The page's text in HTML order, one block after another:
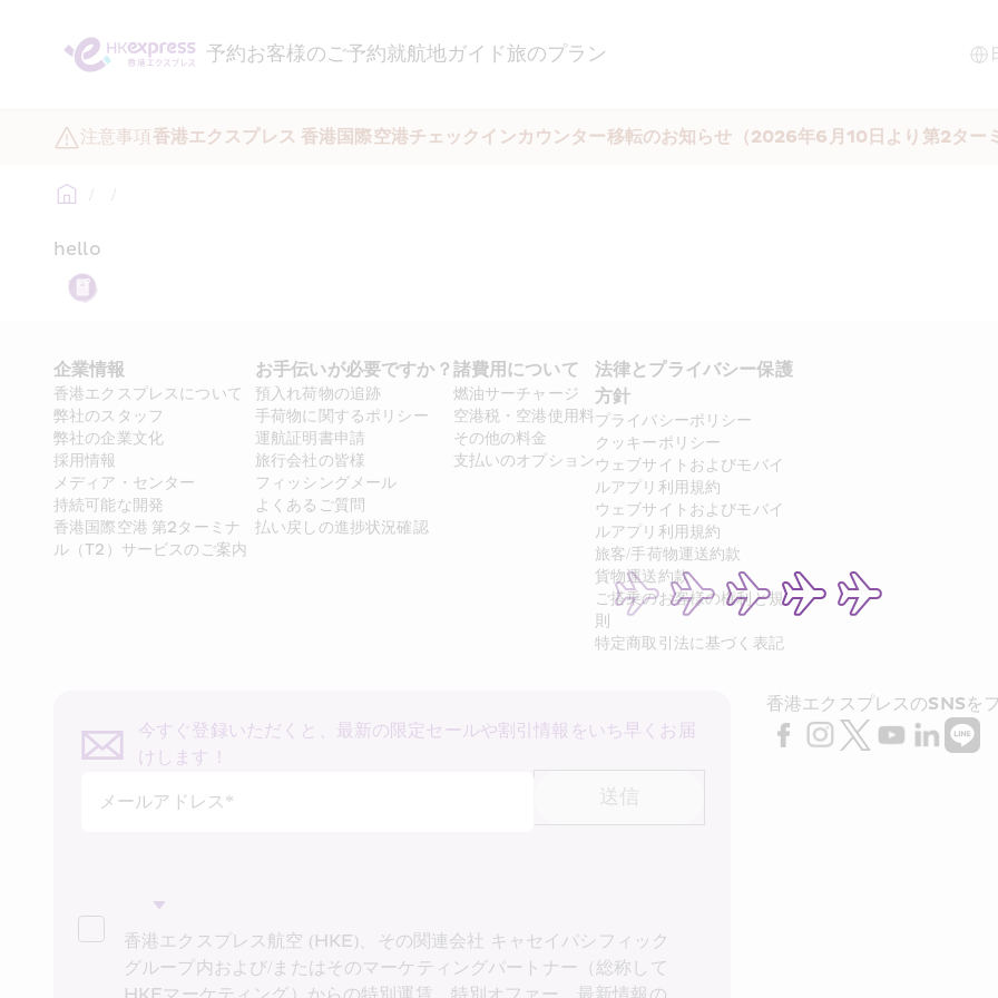
予約お客様のご予約就航地ガイド旅のプラン
注意事項香港エクスプレス 香港国際空港チェックインカウンター移転のお知らせ（2026年6月10日より第2ター
/ /
hello
企業情報
香港エクスプレスについて
弊社のスタッフ
弊社の企業文化
採用情報
メディア・センター
持続可能な開発
香港国際空港 第2ターミナ
ル（T2）サービスのご案内
お手伝いが必要ですか？
預入れ荷物の追跡
手荷物に関するポリシー
運航証明書申請
旅行会社の皆様
フィッシングメール
よくあるご質問
払い戻しの進捗状況確認
諸費用について
燃油サーチャージ
空港税・空港使用料
その他の料金
支払いのオプション
法律とプライバシー保護
方針
プライバシーポリシー
クッキーポリシー
ウェブサイトおよびモバイ
ルアプリ利用規約
ウェブサイトおよびモバイ
ルアプリ利用規約
旅客/手荷物運送約款
貨物運送約款
ご搭乗のお客様の権利と規
則
特定商取引法に基づく表記
今すぐ登録いただくと、最新の限定セールや割引情報をいち早くお届
けします！
メールアドレス*
送信
香港エクスプレス航空 (HKE)、その関連会社 キャセイパシフィック
グループ内および/またはそのマーケティングパートナー（総称して
香港エクスプレスのSNSを